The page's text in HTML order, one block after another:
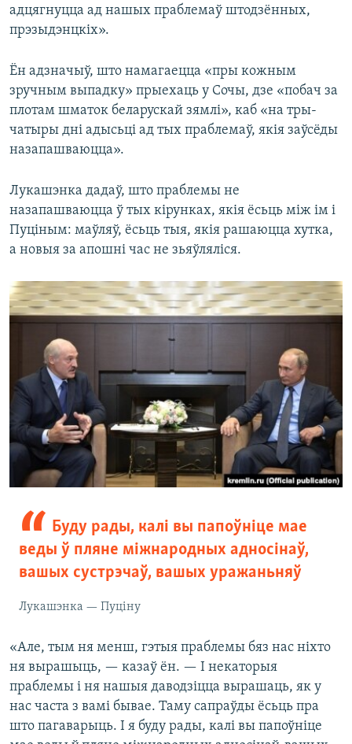
адцягнуцца ад нашых праблемаў штодзённых,
прэзыдэнцкіх».
Ён адзначыў, што намагаецца «пры кожным
зручным выпадку» прыехаць у Сочы, дзе «побач за
плотам шматок беларускай зямлі», каб «на тры-
чатыры дні адысьці ад тых праблемаў, якія заўсёды
назапашваюцца».
Лукашэнка дадаў, што праблемы не
назапашваюцца ў тых кірунках, якія ёсьць між ім і
Пуціным: маўляў, ёсьць тыя, якія рашаюцца хутка,
а новыя за апошні час не зьяўляліся.
Буду рады, калі вы папоўніце мае
веды ў пляне міжнародных адносінаў,
вашых сустрэчаў, вашых уражаньняў
Лукашэнка — Пуціну
«Але, тым ня менш, гэтыя праблемы бяз нас ніхто
ня вырашыць, — казаў ён. — І некаторыя
праблемы і ня нашыя даводзіцца вырашаць, як у
нас часта з вамі бывае. Таму сапраўды ёсьць пра
што пагаварыць. І я буду рады, калі вы папоўніце